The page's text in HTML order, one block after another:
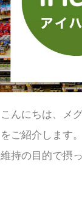
こんにちは、メ
をご紹介します
維持の目的で摂